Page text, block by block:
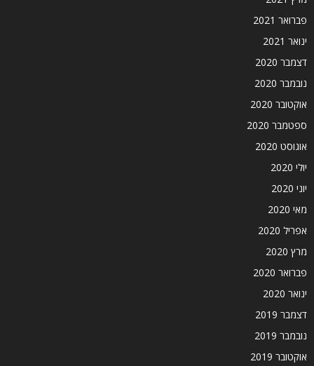
פברואר 2021
ינואר 2021
דצמבר 2020
נובמבר 2020
אוקטובר 2020
ספטמבר 2020
אוגוסט 2020
יולי 2020
יוני 2020
מאי 2020
אפריל 2020
מרץ 2020
פברואר 2020
ינואר 2020
דצמבר 2019
נובמבר 2019
אוקטובר 2019